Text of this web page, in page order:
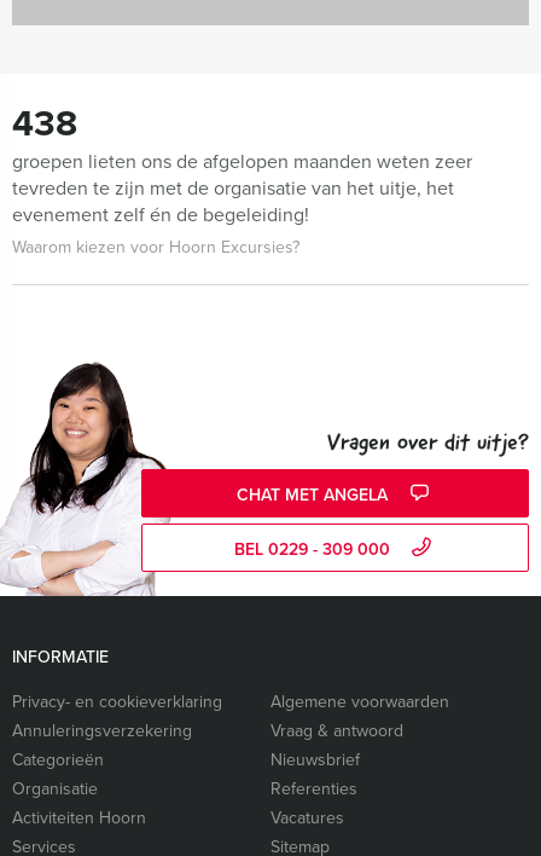
438
groepen lieten ons de afgelopen maanden weten zeer
tevreden te zijn met de organisatie van het uitje, het
evenement zelf én de begeleiding!
Waarom kiezen voor Hoorn Excursies?
Vragen over dit uitje?
CHAT MET ANGELA
BEL 0229 - 309 000
INFORMATIE
Privacy- en cookieverklaring
Algemene voorwaarden
Annuleringsverzekering
Vraag & antwoord
Categorieën
Nieuwsbrief
Organisatie
Referenties
Activiteiten Hoorn
Vacatures
Services
Sitemap